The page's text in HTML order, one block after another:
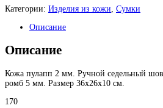
Категории: Изделия из кожи Сумки
Описание
Описание
Кожа пулапп 2 мм. Ручной седельный
ромб 5 мм. Размер 36х26х10 см.
170